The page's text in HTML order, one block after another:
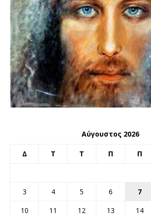
Αύγουστος 2026
Δ Τ Τ Π Π
3
4 5 6 7
10
11 12 13 14